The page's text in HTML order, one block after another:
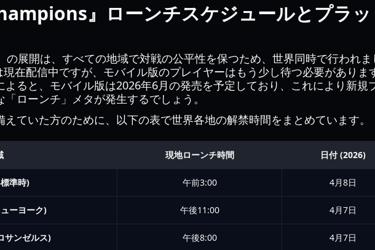
』ローンチスケジュールとプラッ
の展開は、すべての地域で対戦の公平性を保つため、世界同時で行われま
在配信中ですが、モバイル版のプレイヤーはもう少し待つ必要がありま
ると、モバイル版は2026年6月の発売を予定しており、これにより新規
ローンチ」メタが発生するでしょう。
ていた方のために、以下の表で世界各地の解禁時間をまとめています。
現地ローンチ時間 日付 (2026)
準時) 午前3:00 4月8日
ーヨーク) 午後11:00 4月7日
サンゼルス) 午後8:00 4月7日